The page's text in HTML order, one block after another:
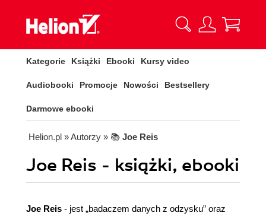
Kategorie Książki Ebooki Kursy video
Audiobooki Promocje Nowości Bestsellery
Darmowe ebooki
Helion.pl » Autorzy » 📚 Joe Reis
Joe Reis - książki, ebooki
Joe Reis - jest „badaczem danych z odzysku” oraz